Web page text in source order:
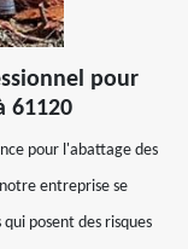
pour
61120
pour l'abattage des
entreprise se
posent des risques